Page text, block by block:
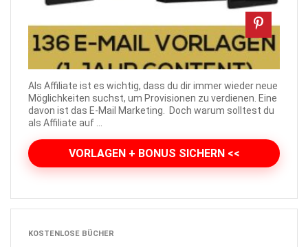
Als Affiliate ist es wichtig, dass du dir immer wieder neue
Möglichkeiten suchst, um Provisionen zu verdienen. Eine
davon ist das E-Mail Marketing. Doch warum solltest du
als Affiliate auf ...
VORLAGEN + BONUS SICHERN <<
KOSTENLOSE BÜCHER